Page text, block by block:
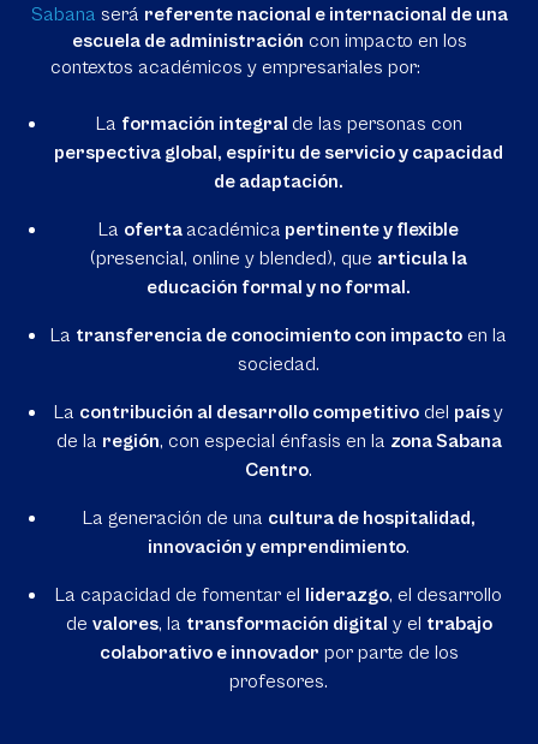
Sabana será referente nacional e internacional de una
escuela de administración con impacto en los
contextos académicos y empresariales por:
La formación integral de las personas con
perspectiva global, espíritu de servicio y capacidad
de adaptación.
La ofertaacadémica pertinente y flexible
(presencial, online y blended), que articula la
educación formal y no formal.
La transferencia de conocimiento con impacto en la
sociedad.
La contribución al desarrollo competitivo del paísy
de la región, con especial énfasis en la zona Sabana
Centro.
La generación de una cultura de hospitalidad,
innovación y emprendimiento.
La capacidad de fomentar el liderazgo, el desarrollo
de valores, la transformación digital y el trabajo
colaborativo e innovador por parte de los
profesores.